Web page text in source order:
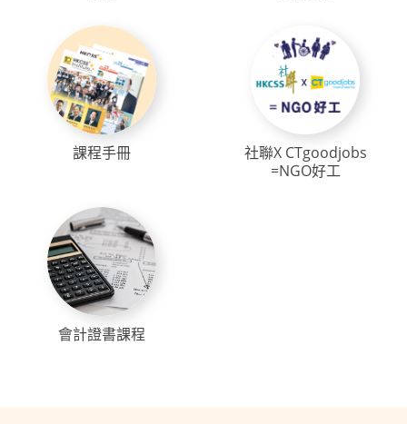
課程手冊
社聯X CTgoodjobs
=NGO好工
會計證書課程